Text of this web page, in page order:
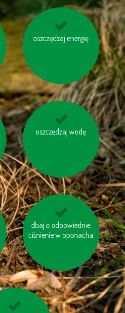
oszczędzaj energię
pomyśl o „ukrytej
oszczędzaj wodę
wybieraj schody
dbaj o odpowiednie
ciśnienie w oponacha
gaś niepotrzebne
światło